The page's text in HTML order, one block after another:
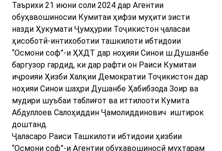
Таърихи 21 июни соли 2024 дар Агентии
обуҳавошиносии Кумитаи ҳифзи муҳити зисти
назди Ҳукумати Ҷумҳурии Тоҷикистон ҷаласаи
ҳисоботӣ-интихоботии ташкилоти ибтидоии
“Осмони соф”-и ҲХДТ дар ноҳияи Синои ш.Душанбе
баргузор гардид, ки дар рафти он Раиси Кумитаи
иҷроияи Ҳизби Халқии Демократии Тоҷикистон дар
ноҳияи Синои шаҳри Душанбе Ҳабибзода Зоир ва
мудири шуъбаи таблиғот ва иттилооти Кумита
Абдуллоев Салоҳиддин Ҷамолиддинович иштирок
доштанд.
Ҷаласаро Раиси Ташкилоти ибтидоии ҳизбии
“Осмони соф”-и Агентии обуҳавошиносӣ муҳтарам